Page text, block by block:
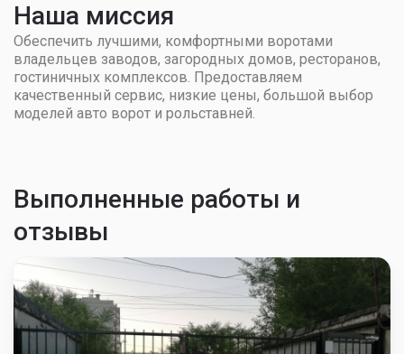
Наша миссия
Обеспечить лучшими, комфортными воротами
владельцев заводов, загородных домов, ресторанов,
гостиничных комплексов. Предоставляем
качественный сервис, низкие цены, большой выбор
моделей авто ворот и рольставней.
Выполненные работы и
отзывы